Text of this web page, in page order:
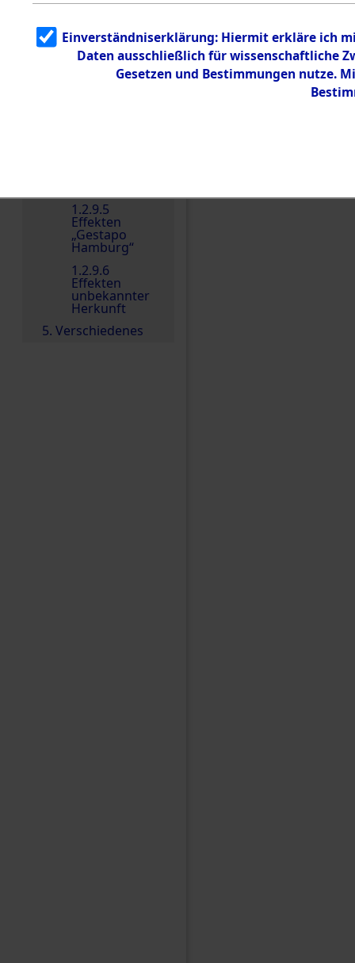
1.2.9.3
Effekten aus
dem KZ
Neuengamm
1.2.9.5
Effekten
„Gestapo
Hamburg“
1.2.9.6
Effekten
unbekannter
Herkunft
5. Verschiedenes
Einverständniserklärung: Hiermit erkläre ich
Daten ausschließlich für wissenschaftliche
Gesetzen und Bestimmungen nutze.